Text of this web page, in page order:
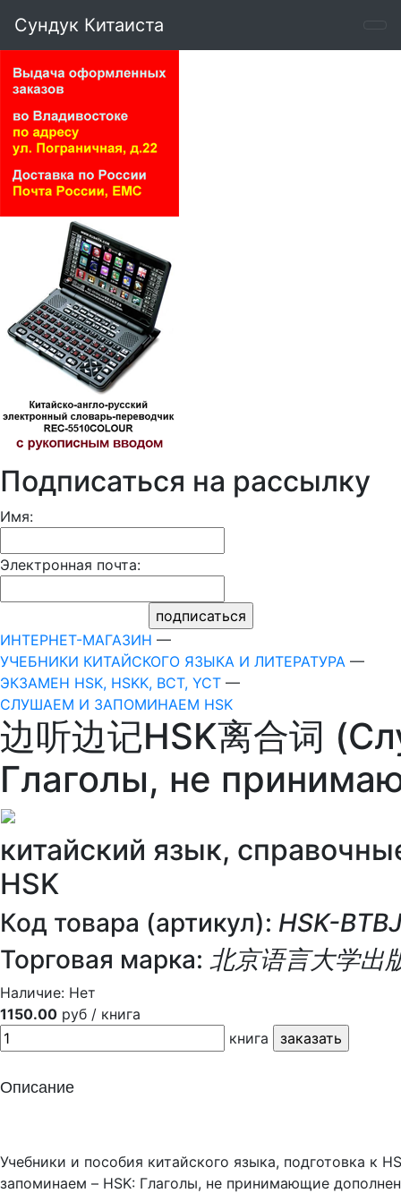
Сундук Китаиста
Подписаться на рассылку
Имя:
Электронная почта:
ИНТЕРНЕТ-МАГАЗИН —
УЧЕБНИКИ КИТАЙСКОГО ЯЗЫКА И ЛИТЕРАТУРА —
ЭКЗАМЕН HSK, HSKK, BCT, YCT —
СЛУШАЕМ И ЗАПОМИНАЕМ HSK
边听边记HSK离合词
Глаголы, не
китайский язык,
HSK
Код товара (артикул): HSK-
Торговая марка: 北京语言大学出
Наличие: Нет
1150.00 руб / книга
книга
Описание
Учебники и пособия китайского языка, подготовка к
запоминаем – HSK: Глаголы, не принимающие